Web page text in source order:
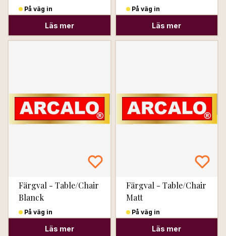
På väg in
Läs mer
På väg in
Läs mer
Färgval - Table/Chair
Blanck
På väg in
Läs mer
Färgval - Table/Chair
Matt
På väg in
Läs mer